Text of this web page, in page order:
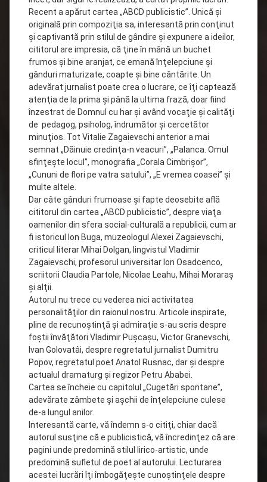
Recent a apărut cartea „ABCD publicistic”. Unică şi
originală prin compoziţia sa, interesantă prin conţinut
şi captivantă prin stilul de gândire şi expunere a ideilor,
cititorul are impresia, că ţine în mână un buchet
frumos şi bine aranjat, ce emană înţelepciune şi
gânduri maturizate, coapte şi bine cântărite. Un
adevărat jurnalist poate crea o lucrare, ce îţi captează
atenţia de la prima şi până la ultima frază, doar fiind
înzestrat de Domnul cu har şi având vocaţie şi calităţi
de pedagog, psiholog, îndrumător şi cercetător
minuţios. Tot Vitalie Zagaievschi anterior a mai
semnat „Dăinuie credinţa-n veacuri”, „Palanca. Omul
sfinţeşte locul”, monografia „Corala Cimbrişor”,
„Cununi de flori pe vatra satului”, „E vremea coasei” şi
multe altele.
Dar câte gânduri frumoase şi fapte deosebite află
cititorul din cartea „ABCD publicistic”, despre viaţa
oamenilor din sfera social-culturală a republicii, cum ar
fi istoricul Ion Buga, muzeologul Alexei Zagaievschi,
criticul literar Mihai Dolgan, lingvistul Vladimir
Zagaievschi, profesorul universitar Ion Osadcenco,
scriitorii Claudia Partole, Nicolae Leahu, Mihai Moraraş
şi alţii.
Autorul nu trece cu vederea nici activitatea
personalităţilor din raionul nostru. Articole inspirate,
pline de recunoştinţă şi admiraţie s-au scris despre
foştii învăţători Vladimir Puşcaşu, Victor Granevschi,
Ivan Golovatâi, despre regretatul jurnalist Dumitru
Popov, regretatul poet Anatol Rusnac, dar şi despre
actualul dramaturg şi regizor Petru Ababei.
Cartea se încheie cu capitolul „Cugetări spontane”,
adevărate zâmbete şi aşchii de înţelepciune culese
de-a lungul anilor.
Interesantă carte, vă îndemn s-o citiţi, chiar dacă
autorul susţine că e publicistică, vă încredinţez că are
pagini unde predomină stilul lirico-artistic, unde
predomină sufletul de poet al autorului. Lecturarea
acestei lucrări îţi îmbogăţeşte cunoştinţele despre